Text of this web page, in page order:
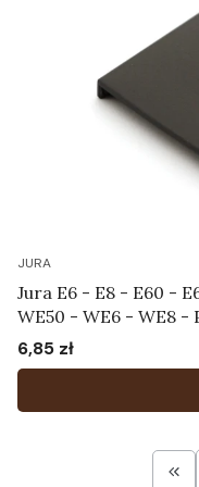
JURA
Jura E6 - E8 - E60 -
WE50 - WE6 - WE8
zmielenia Art.72499
Cena
6,85 zł